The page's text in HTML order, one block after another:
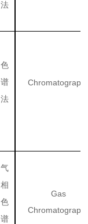
法
色
谱
法
气
相
色
谱
Gas